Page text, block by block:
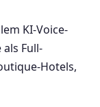
KI-Voice-
Full-
Hotels,